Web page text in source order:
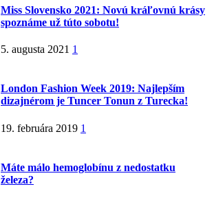
Miss Slovensko 2021: Novú kráľovnú krásy
spoznáme už túto sobotu!
5. augusta 2021 1
London Fashion Week 2019: Najlepším
dizajnérom je Tuncer Tonun z Turecka!
19. februára 2019 1
Máte málo hemoglobínu z nedostatku
železa?